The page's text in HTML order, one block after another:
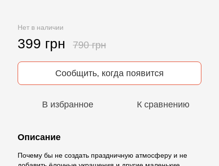
Нет в наличии
399 грн 790 грн
Сообщить, когда появится
В избранное К сравнению
Описание
Почему бы не создать праздничную атмосферу и не